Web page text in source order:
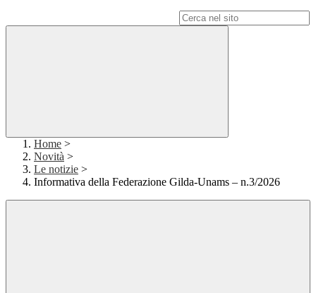
Home >
Novità >
Le notizie >
Informativa della Federazione Gilda-Unams – n.3/2026